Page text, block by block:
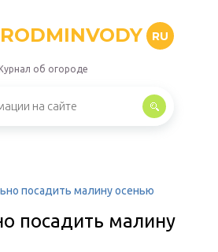
RU
об огороде
посадить малину осенью
посадить малину